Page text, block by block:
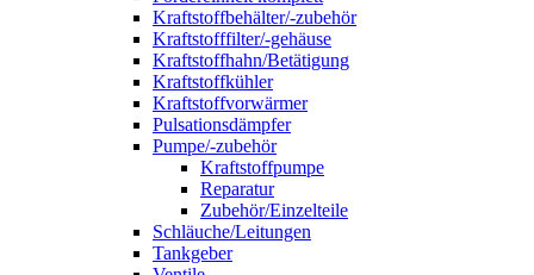
Kraftstoffbehälter/-zubehör
Kraftstofffilter/-gehäuse
Kraftstoffhahn/Betätigung
Kraftstoffkühler
Kraftstoffvorwärmer
Pulsationsdämpfer
Pumpe/-zubehör
Kraftstoffpumpe
Reparatur
Zubehör/Einzelteile
Schläuche/Leitungen
Tankgeber